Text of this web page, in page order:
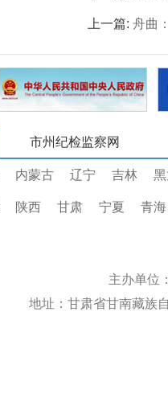
上一篇: 舟曲
市州纪检监察网
内蒙古 辽宁 吉林
陕西 甘肃 宁夏 青海
主办单位
地址：甘肃省甘南藏族